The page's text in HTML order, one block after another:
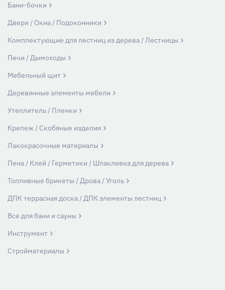
Бани-бочки
Двери / Окна / Подоконники
Комплектующие для лестниц из дерева / Лестницы
Печи / Дымоходы
Мебельный щит
Деревянные элементы мебели
Утеплитель / Пленки
Крепеж / Скобяные изделия
Лакокрасочные материалы
Пена / Клей / Герметики / Шпаклевка для дерева
Топливные брикеты / Дрова / Уголь
ДПК террасная доска / ДПК элементы лестниц
Все для бани и сауны
Инструмент
Стройматериалы